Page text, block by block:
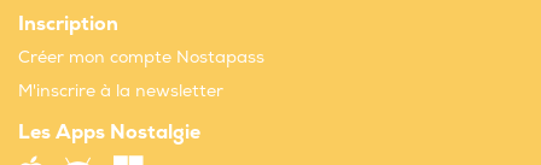
Inscription
Créer mon compte Nostapass
M'inscrire à la newsletter
Les Apps Nostalgie